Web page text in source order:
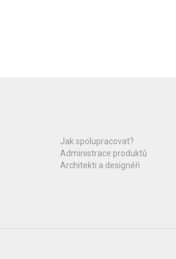
Jak spolupracovat?
Administrace produktů
Architekti a designéři